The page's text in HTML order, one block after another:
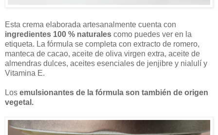
Esta crema elaborada artesanalmente cuenta con
ingredientes 100 % naturales como puedes ver en la
etiqueta. La fórmula se completa con extracto de romero,
manteca de cacao, aceite de oliva virgen extra, aceite de
almendras dulces, aceites esenciales de jenjibre y nialulí y
Vitamina E.
Los emulsionantes de la fórmula son también de origen
vegetal.